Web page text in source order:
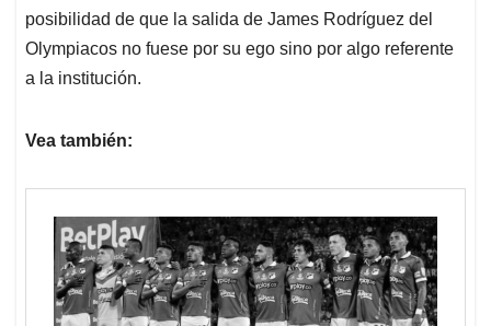
posibilidad de que la salida de James Rodríguez del
Olympiacos no fuese por su ego sino por algo referente
a la institución.
Vea también: